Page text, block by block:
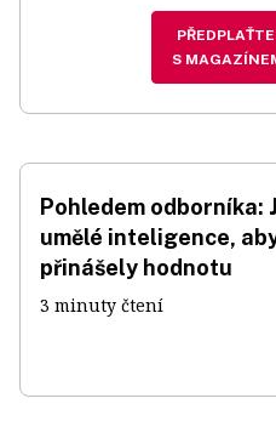
S
Pohledem odborníka:
umělé inteligence,
přinášely hodnotu
3 minuty čtení